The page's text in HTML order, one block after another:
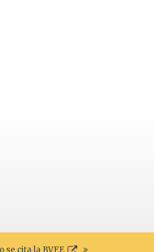
se cita la BVFE